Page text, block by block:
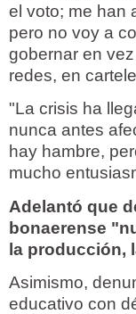
el voto; me han
pero no voy a
gobernar en
redes, en
"La crisis ha
nunca antes
hay hambre,
mucho
Adelantó que
bonaerense
la producción,
Asimismo,
educativo con